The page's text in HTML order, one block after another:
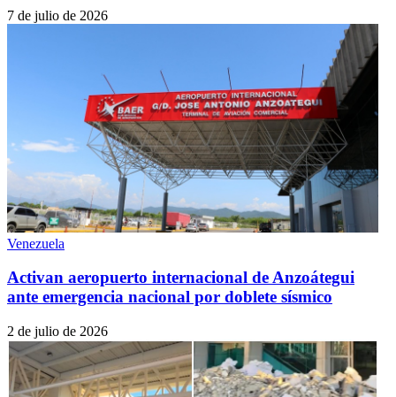
7 de julio de 2026
Venezuela
Activan aeropuerto internacional de Anzoátegui
ante emergencia nacional por doblete sísmico
2 de julio de 2026